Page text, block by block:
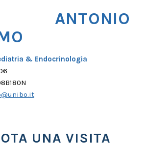
ANTONIO
& Endocrinologia
UNA VISITA